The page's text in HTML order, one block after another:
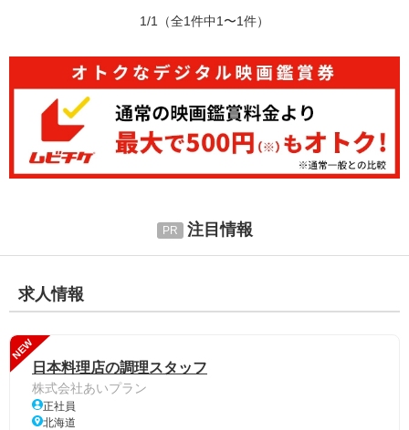
1/1 （全1件中1〜1件）
注目情報
求人情報
NEW
日本料理店の調理スタッフ
株式会社あいプラン
正社員
北海道